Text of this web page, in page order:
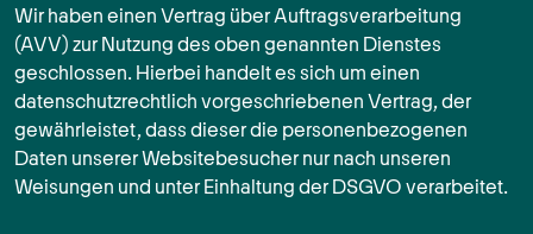
Wir haben einen Vertrag über Auftragsverarbeitung
(AVV) zur Nutzung des oben genannten Dienstes
geschlossen. Hierbei handelt es sich um einen
datenschutzrechtlich vorgeschriebenen Vertrag, der
gewährleistet, dass dieser die personenbezogenen
Daten unserer Websitebesucher nur nach unseren
Weisungen und unter Einhaltung der DSGVO verarbeitet.